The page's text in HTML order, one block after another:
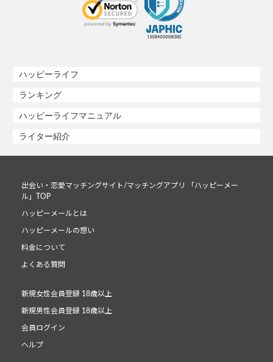
ハッピーライフ
ランキング
ハッピーライフマニュアル
ライター紹介
出会い・恋愛マッチングサイト/マッチングアプリ 「ハッピーメー
ル」TOP
ハッピーメールとは
ハッピーメールの想い
料金について
よくある質問
新規女性会員登録 18歳以上
新規男性会員登録 18歳以上
会員ログイン
ヘルプ